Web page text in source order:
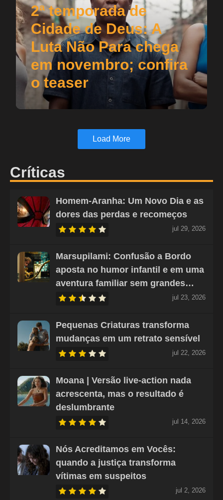
2ª temporada de
Cidade de Deus: A
Luta Não Para chega
em novembro; confira
o teaser
Load More
Críticas
Homem-Aranha: Um Novo Dia e as
dores das perdas e recomeços
jul 29, 2026
Marsupilami: Confusão a Bordo
aposta no humor infantil e em uma
aventura familiar sem grandes…
jul 23, 2026
Pequenas Criaturas transforma
mudanças em um retrato sensível
jul 22, 2026
Moana | Versão live-action nada
acrescenta, mas o resultado é
deslumbrante
jul 14, 2026
Nós Acreditamos em Vocês:
quando a justiça transforma
vítimas em suspeitos
jul 2, 2026